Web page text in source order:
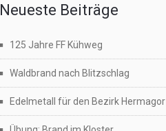
Neueste Beiträge
125 Jahre FF Kühweg
Waldbrand nach Blitzschlag
Edelmetall für den Bezirk Hermagor